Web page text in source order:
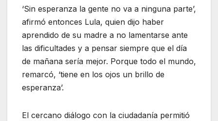
‘Sin esperanza la gente no va a ninguna parte’,
afirmó entonces Lula, quien dijo haber
aprendido de su madre a no lamentarse ante
las dificultades y a pensar siempre que el día
de mañana sería mejor. Porque todo el mundo,
remarcó, ‘tiene en los ojos un brillo de
esperanza’.
El cercano diálogo con la ciudadanía permitió